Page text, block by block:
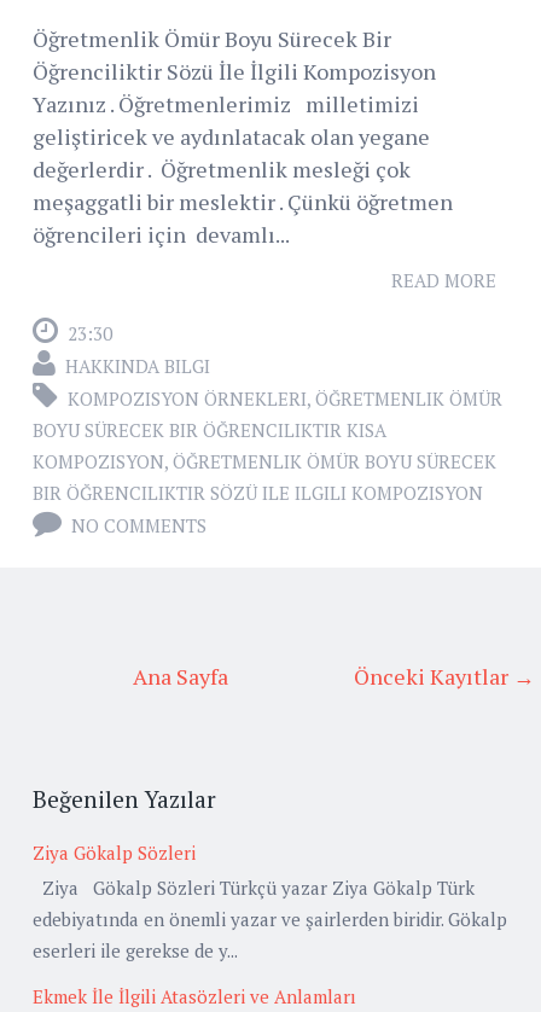
Öğretmenlik Ömür Boyu Sürecek Bir
Öğrenciliktir Sözü İle İlgili Kompozisyon
Yazınız . Öğretmenlerimiz milletimizi
geliştiricek ve aydınlatacak olan yegane
değerlerdir . Öğretmenlik mesleği çok
meşaggatli bir meslektir . Çünkü öğretmen
öğrencileri için devamlı...
READ MORE
23:30
HAKKINDA BILGI
KOMPOZISYON ÖRNEKLERI, ÖĞRETMENLIK ÖMÜR
BOYU SÜRECEK BIR ÖĞRENCILIKTIR KISA
KOMPOZISYON, ÖĞRETMENLIK ÖMÜR BOYU SÜRECEK
BIR ÖĞRENCILIKTIR SÖZÜ ILE ILGILI KOMPOZISYON
NO COMMENTS
Önceki Kayıtlar →
Ana Sayfa
Beğenilen Yazılar
Ziya Gökalp Sözleri
Ziya Gökalp Sözleri Türkçü yazar Ziya Gökalp Türk
edebiyatında en önemli yazar ve şairlerden biridir. Gökalp
eserleri ile gerekse de y...
Ekmek İle İlgili Atasözleri ve Anlamları